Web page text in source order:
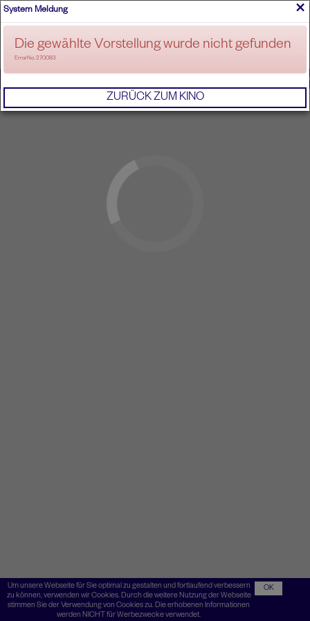
ANMELDEN
Um unsere Webseite für Sie optimal zu gestalten und fortlaufend verbessern
zu können, verwenden wir Cookies. Durch die weitere Nutzung der Webseite
stimmen Sie der Verwendung von Cookies zu. Die erhobenen Informationen
werden NICHT für Werbezwecke verwendet.
OK
×
System Meldung
Die gewählte Vorstellung wurde nicht gefunden
ErrorNo. 270083
ZURÜCK ZUM KINO